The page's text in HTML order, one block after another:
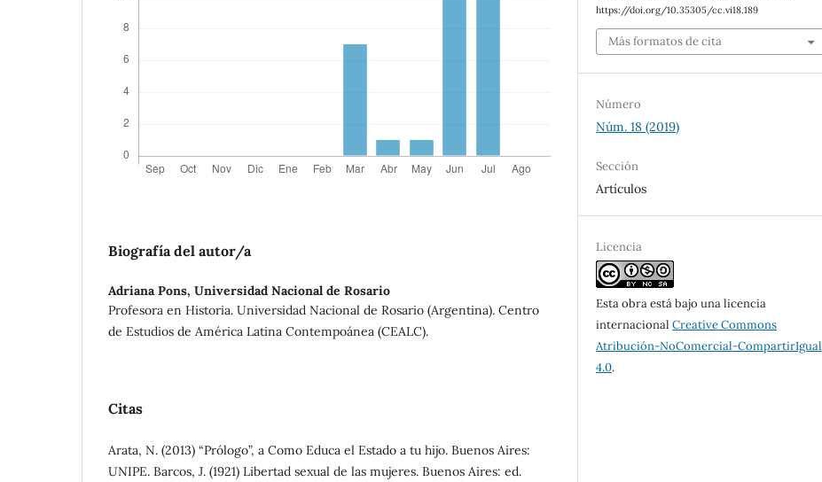
Biografía del autor/a
Adriana Pons, Universidad Nacional de Rosario
Profesora en Historia. Universidad Nacional de Rosario (Argentina). Centro
de Estudios de América Latina Contempoánea (CEALC).
Citas
Arata, N. (2013) “Prólogo”, a Como Educa el Estado a tu hijo. Buenos Aires:
UNIPE. Barcos, J. (1921) Libertad sexual de las mujeres. Buenos Aires: ed.
https://doi.org/10.35305/cc.vi18.189
Más formatos de cita
Número
Núm. 18 (2019)
Sección
Artículos
Licencia
Esta obra está bajo una licencia
internacionalCreative Commons
Atribución-NoComercial-CompartirIgual
4.0.